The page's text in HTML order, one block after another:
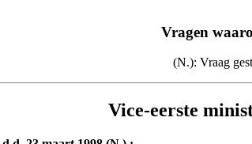
Vragen
(N.): Vraag
Vice-eerste